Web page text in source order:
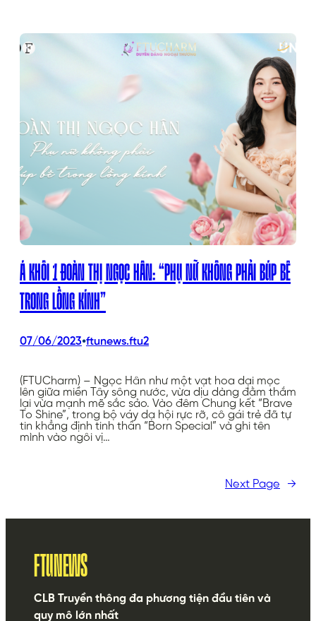
Á KHÔI 1 ĐOÀN THỊ NGỌC HÂN: “PHỤ NỮ KHÔNG PHẢI BÚP BÊ
TRONG LỒNG KÍNH”
07/06/2023•ftunews.ftu2
(FTUCharm) – Ngọc Hân như một vạt hoa dại mọc
lên giữa miền Tây sông nước, vừa dịu dàng đằm thắm
lại vừa mạnh mẽ sắc sảo. Vào đêm Chung kết “Brave
To Shine”, trong bộ váy dạ hội rực rỡ, cô gái trẻ đã tự
tin khẳng định tinh thần “Born Special” và ghi tên
mình vào ngôi vị…
Next Page →
FTUNEWS
CLB Truyền thông đa phương tiện đầu tiên và
quy mô lớn nhất